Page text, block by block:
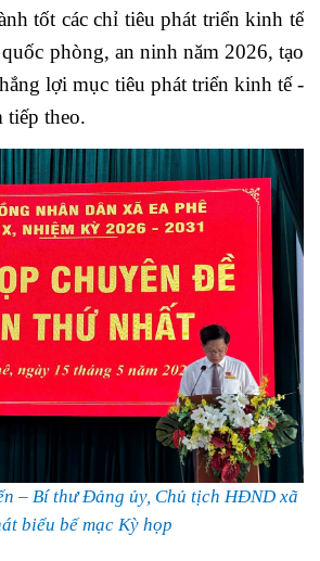
tốt các chỉ tiêu phát triển kinh tế
phòng, an ninh năm 2026, tạo
lợi mục tiêu phát triển kinh tế -
tiếp theo.
– Bí thư Đảng ủy, Chủ tịch HĐND xã
biểu bế mạc Kỳ họp